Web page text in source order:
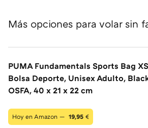
Más opciones para volar sin
PUMA Fundamentals Sports Bag XS
Bolsa Deporte, Unisex Adulto,
OSFA, 40 x 21 x 22 cm
Hoy en Amazon — 19,95 €